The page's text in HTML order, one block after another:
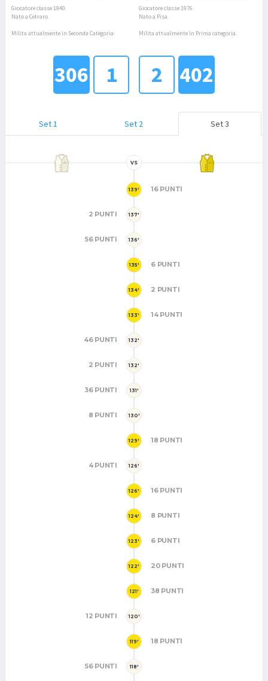
Giocatore classe 1940.
Nato a Cetraro.
Milita attualmente in Seconda Categoria.
Giocatore classe 1976.
Nato a Pisa.
Milita attualmente in Prima categoria.
1
306 2 402
Set 1 Set 2 Set 3
VS
139' 16 PUNTI
137'
2 PUNTI
136'
56 PUNTI
135' 6 PUNTI
134' 2 PUNTI
133' 14 PUNTI
132'
46 PUNTI
132'
2 PUNTI
131'
36 PUNTI
130'
8 PUNTI
129' 18 PUNTI
126'
4 PUNTI
126' 16 PUNTI
124' 8 PUNTI
123' 6 PUNTI
122' 20 PUNTI
121' 38 PUNTI
120'
12 PUNTI
119' 18 PUNTI
118'
56 PUNTI